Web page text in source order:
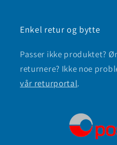
Enkel retur og bytte
Passer ikke produktet?
returnere? Ikke noe
vår returportal.